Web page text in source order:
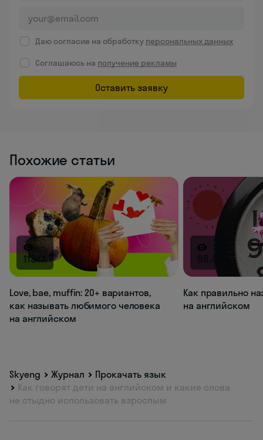
Даю согласие на обработку персональных данных
Соглашаюсь на получение рекламы
Оставить заявку
Похожие статьи
113.1K
Love, bae, muffin: 20+ вариантов,
как называть любимого человека
на английском
98.4K
Как правильно
на английском
Skyeng Журнал
Прокачать язык
Как говорят дети на английском и какие слова
не стыдно использовать взрослым